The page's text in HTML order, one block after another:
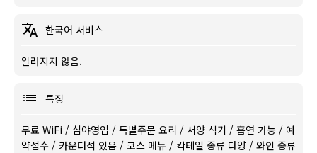
한국어 서비스
알려지지 않음.
특징
무료 WiFi / 심야영업 / 특별주문 요리 / 서양 식기 / 흡연 가능 / 예
약접수 / 카운터석 있음 / 코스 메뉴 / 칵테일 종류 다양 / 와인 종류